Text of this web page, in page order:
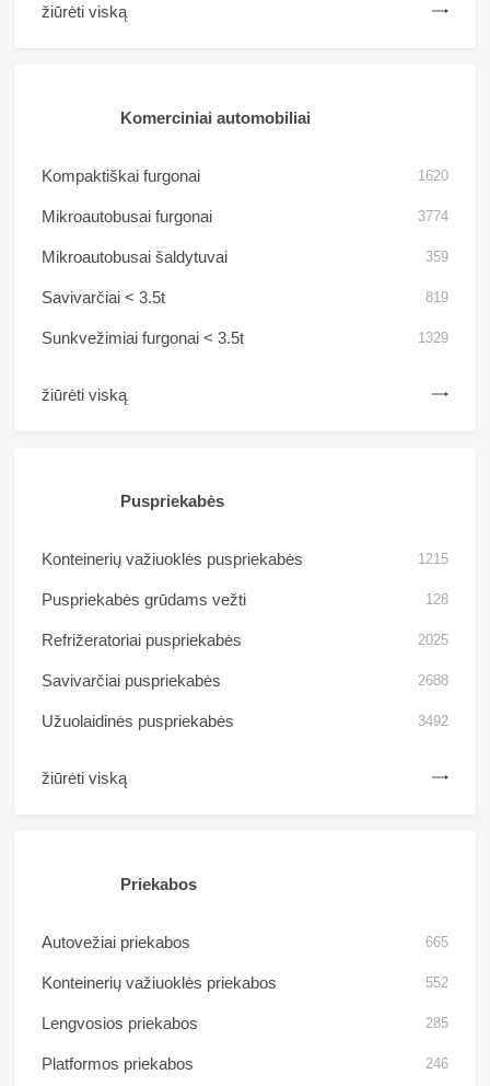
žiūrėti viską
Komerciniai automobiliai
Kompaktiškai furgonai 1620
Mikroautobusai furgonai 3774
Mikroautobusai šaldytuvai 359
Savivarčiai < 3.5t 819
Sunkvežimiai furgonai < 3.5t 1329
žiūrėti viską
Puspriekabės
Konteinerių važiuoklės puspriekabės 1215
Puspriekabės grūdams vežti 128
Refrižeratoriai puspriekabės 2025
Savivarčiai puspriekabės 2688
Užuolaidinės puspriekabės 3492
žiūrėti viską
Priekabos
Autovežiai priekabos 665
Konteinerių važiuoklės priekabos 552
Lengvosios priekabos 285
Platformos priekabos 246